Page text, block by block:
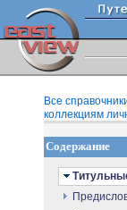
Все
коллекциям
Содержание